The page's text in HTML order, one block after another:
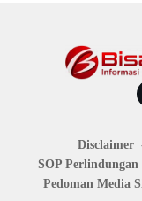
Disclaimer
SOP Perlindungan
Pedoman Media